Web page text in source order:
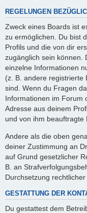
REGELUNGEN
Zweck eines Boards ist
zu ermöglichen. Du bist
Profils und die von dir
zugänglich sein können.
einzelne Informationen
(z. B. andere registrierte
sind. Wenn du Fragen
Informationen im Forum
Adresse aus deinem
und von ihm beauftragte
Andere als die oben
deiner Zustimmung an
auf Grund gesetzlicher
B. an
Durchsetzung
GESTATTUNG DER
Du gestattest dem